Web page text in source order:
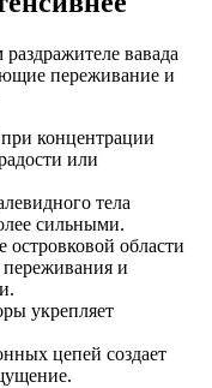
вавада
переживание и
концентрации
или
тела
сильными.
области
и
укрепляет
цепей создает